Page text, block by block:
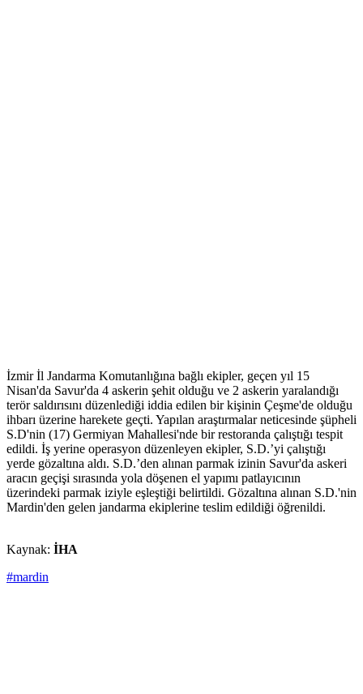
İzmir İl Jandarma Komutanlığına bağlı ekipler, geçen yıl 15
Nisan'da Savur'da 4 askerin şehit olduğu ve 2 askerin yaralandığı
terör saldırısını düzenlediği iddia edilen bir kişinin Çeşme'de olduğu
ihbarı üzerine harekete geçti. Yapılan araştırmalar neticesinde şüpheli
S.D'nin (17) Germiyan Mahallesi'nde bir restoranda çalıştığı tespit
edildi. İş yerine operasyon düzenleyen ekipler, S.D.’yi çalıştığı
yerde gözaltına aldı. S.D.’den alınan parmak izinin Savur'da askeri
aracın geçişi sırasında yola döşenen el yapımı patlayıcının
üzerindeki parmak iziyle eşleştiği belirtildi. Gözaltına alınan S.D.'nin
Mardin'den gelen jandarma ekiplerine teslim edildiği öğrenildi.
Kaynak: İHA
#mardin